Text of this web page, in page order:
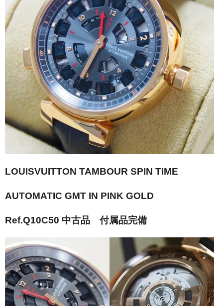
LOUISVUITTON TAMBOUR SPIN TIME
AUTOMATIC GMT IN PINK GOLD
Ref.Q10C50 中古品 付属品完備